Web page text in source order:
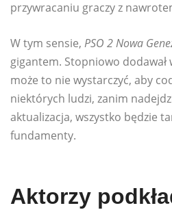
przywracaniu graczy z
W tym sensie, PSO 2 Nowa
gigantem. Stopniowo dodawał
może to nie wystarczyć, aby
niektórych ludzi, zanim
aktualizacja, wszystko będzie
fundamenty.
Aktorzy